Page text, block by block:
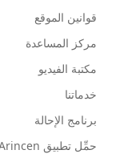
قوانين الموقع
مركز المساعدة
مكتبة الفيديو
خدماتنا
برنامج الإحالة
حمِّل تطبيق Arincen